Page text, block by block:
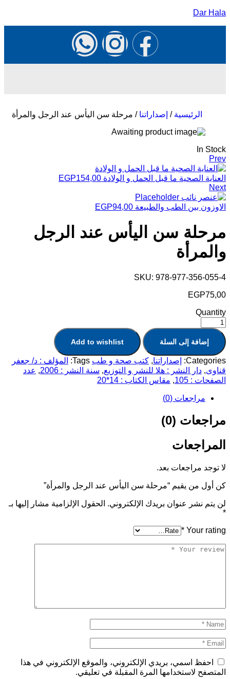
Dar Hala
الرئيسية / إصداراتنا / مرحلة سن اليأس عند الرجل والمرأة
In Stock
Prev
العناية الصحية ما قبل الحمل و الولادة EGP154,00
Next
الاوزون بين الطب والطبيعة EGP94,00
مرحلة سن اليأس عند الرجل
والمرأة
SKU: 978-977-356-055-4
EGP75,00
Quantity
إضافة إلى السلة Add to wishlist
Categories: إصداراتنا, كتب صحة و طب Tags:
المؤلف : د/ جعفر
قناوى, دار النشر : هلا للنشر و التوزيع, سنة النشر : 2006 , عدد
الصفحات : 105
, مقاس الكتاب : 14*20
مراجعات (0)
مراجعات (0)
المراجعات
لا توجد مراجعات بعد.
كن أول من يقيم “مرحلة سن اليأس عند الرجل والمرأة”
لن يتم نشر عنوان بريدك الإلكتروني. الحقول الإلزامية مشار إليها بـ
*
Your rating
*
احفظ اسمي، بريدي الإلكتروني، والموقع الإلكتروني في هذا
المتصفح لاستخدامها المرة المقبلة في تعليقي.